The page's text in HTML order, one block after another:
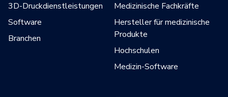
3D-Druckdienstleistungen
Software
Branchen
Medizinische Fachkräfte
Hersteller für medizinische
Produkte
Hochschulen
Medizin-Software